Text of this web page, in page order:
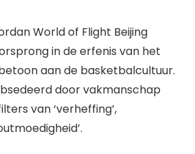
World of Flight Beijing
in de erfenis van het
aan de basketbalcultuur.
door vakmanschap
van ‘verheffing’,